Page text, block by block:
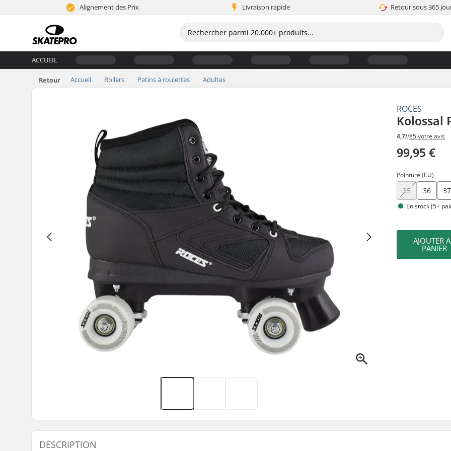
Alignement des Prix Livraison rapide Retour sous 365
ACCUEIL
Retour Accueil Rollers Patins à roulettes Adultes
ROCES
Kolossal
4,7//85 votre avis
99,95 €
Pointure (EU)
35 36 37
En stock (5+
AJOUTER
PANIER
DESCRIPTION